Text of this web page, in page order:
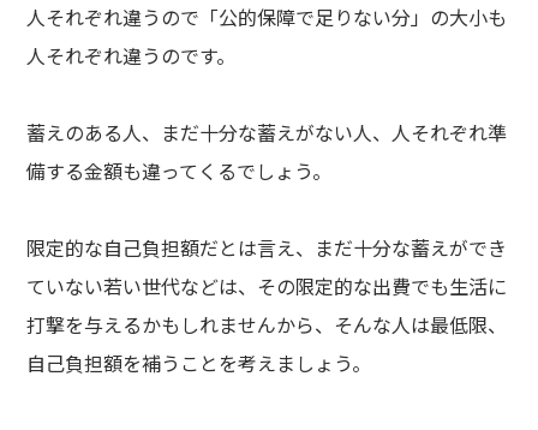
人それぞれ違うので「公的保障で足りない分」の大小も
人それぞれ違うのです。
蓄えのある人、まだ十分な蓄えがない人、人それぞれ準
備する金額も違ってくるでしょう。
限定的な自己負担額だとは言え、まだ十分な蓄えができ
ていない若い世代などは、その限定的な出費でも生活に
打撃を与えるかもしれませんから、そんな人は最低限、
自己負担額を補うことを考えましょう。